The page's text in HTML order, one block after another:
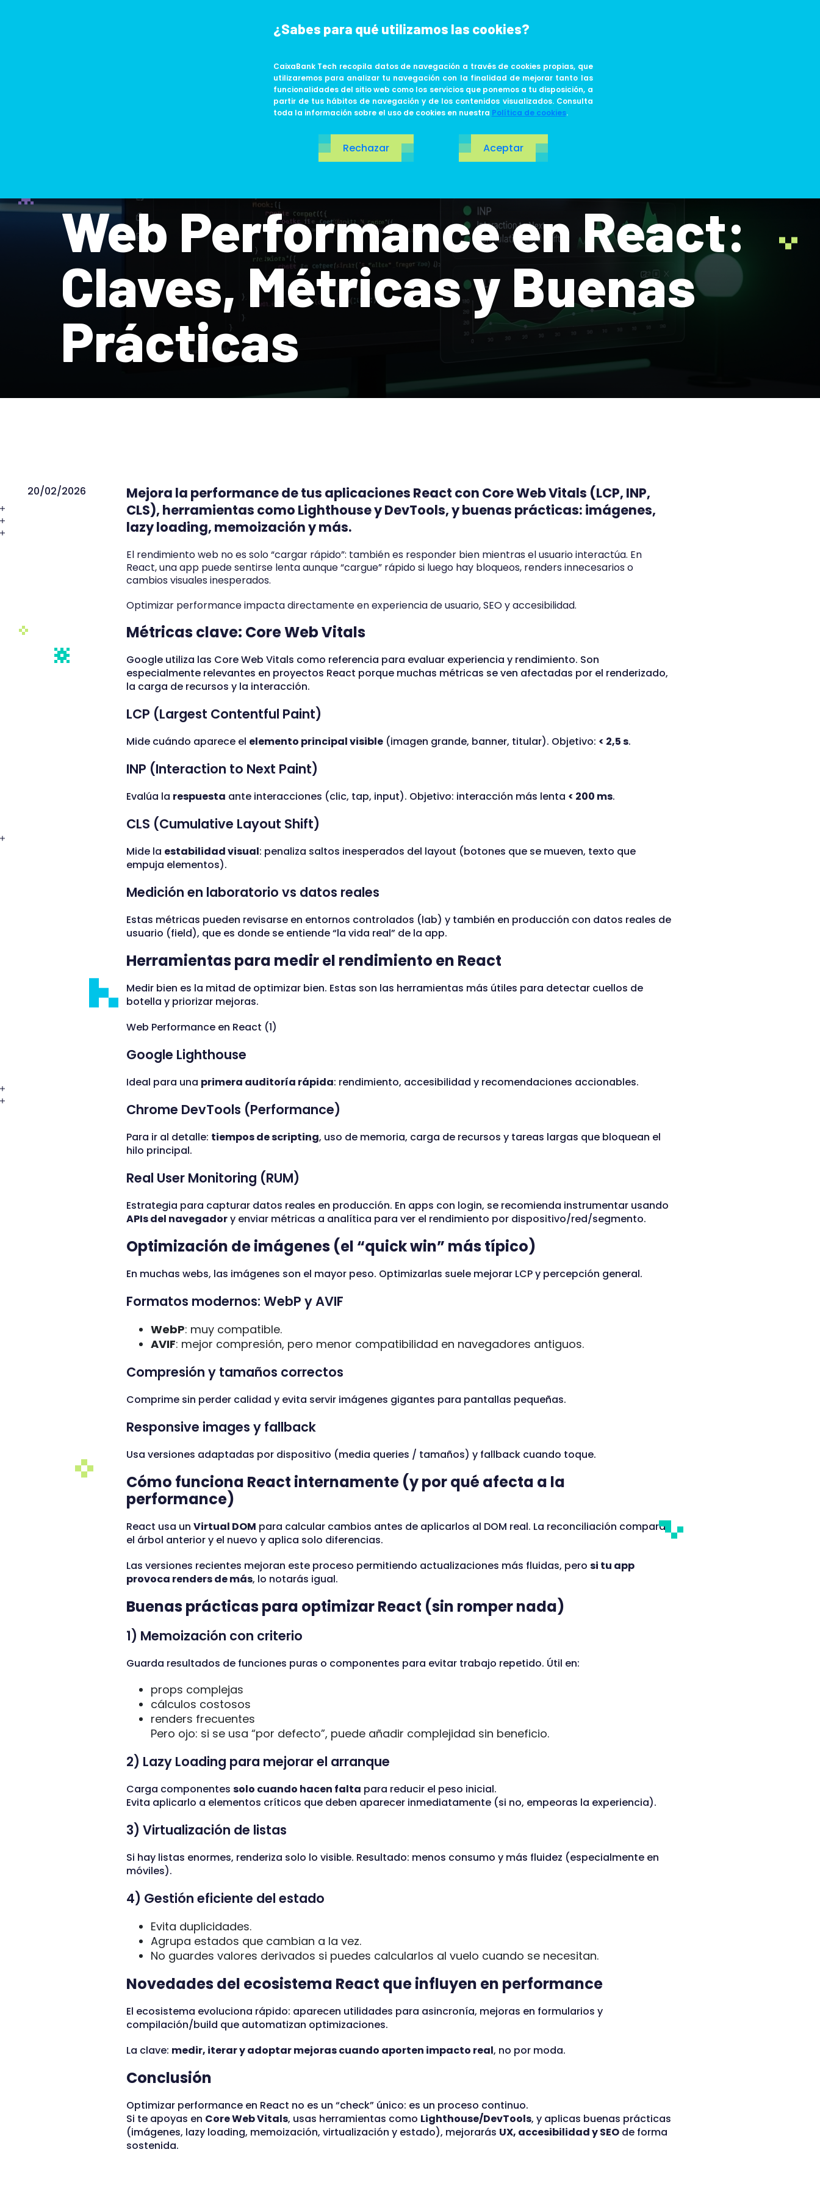
¿Sabes para qué utilizamos las cookies?
CaixaBank Tech recopila datos de navegación a través de cookies propias, que
utilizaremos para analizar tu navegación con la finalidad de mejorar tanto las
funcionalidades del sitio web como los servicios que ponemos a tu disposición, a
partir de tus hábitos de navegación y de los contenidos visualizados. Consulta
toda la información sobre el uso de cookies en nuestra Política de cookies.
Rechazar Aceptar
ABOUT US LIFE AT TECH
Web Performance en React:
Claves, Métricas y Buenas
Prácticas
20/02/2026
Mejora la performance de tus aplicaciones React con Core Web Vitals (LCP, INP,
CLS), herramientas como Lighthouse y DevTools, y buenas prácticas: imágenes,
lazy loading, memoización y más.
El rendimiento web no es solo “cargar rápido”: también es responder bien mientras el usuario interactúa. En
React, una app puede sentirse lenta aunque “cargue” rápido si luego hay bloqueos, renders innecesarios o
cambios visuales inesperados.
Optimizar performance impacta directamente en experiencia de usuario, SEO y accesibilidad.
Métricas clave: Core Web Vitals
Google utiliza las Core Web Vitals como referencia para evaluar experiencia y rendimiento. Son
especialmente relevantes en proyectos React porque muchas métricas se ven afectadas por el renderizado,
la carga de recursos y la interacción.
LCP (Largest Contentful Paint)
Mide cuándo aparece el elemento principal visible(imagen grande, banner, titular). Objetivo: < 2,5 s.
INP (Interaction to Next Paint)
Evalúa la respuesta ante interacciones (clic, tap, input). Objetivo: interacción más lenta < 200 ms.
CLS (Cumulative Layout Shift)
Mide la estabilidad visual: penaliza saltos inesperados del layout (botones que se mueven, texto que
empuja elementos).
Medición en laboratorio vs datos reales
Estas métricas pueden revisarse en entornos controlados (lab) y también en producción con datos reales de
usuario (field), que es donde se entiende “la vida real” de la app.
Herramientas para medir el rendimiento en React
Medir bien es la mitad de optimizar bien. Estas son las herramientas más útiles para detectar cuellos de
botella y priorizar mejoras.
Web Performance en React (1)
Google Lighthouse
Ideal para una primera auditoría rápida: rendimiento, accesibilidad y recomendaciones accionables.
Chrome DevTools (Performance)
Para ir al detalle: tiempos de scripting, uso de memoria, carga de recursos y tareas largas que bloquean el
hilo principal.
Real User Monitoring (RUM)
Estrategia para capturar datos reales en producción. En apps con login, se recomienda instrumentar usando
APIs del navegadory enviar métricas a analítica para ver el rendimiento por dispositivo/red/segmento.
Optimización de imágenes (el “quick win” más típico)
En muchas webs, las imágenes son el mayor peso. Optimizarlas suele mejorar LCP y percepción general.
Formatos modernos: WebP y AVIF
WebP: muy compatible.
AVIF: mejor compresión, pero menor compatibilidad en navegadores antiguos.
Compresión y tamaños correctos
Comprime sin perder calidad y evita servir imágenes gigantes para pantallas pequeñas.
Responsive images y fallback
Usa versiones adaptadas por dispositivo (media queries / tamaños) y fallback cuando toque.
Cómo funciona React internamente (y por qué afecta a la
performance)
React usa un Virtual DOM para calcular cambios antes de aplicarlos al DOM real. La reconciliación compara
el árbol anterior y el nuevo y aplica solo diferencias.
Las versiones recientes mejoran este proceso permitiendo actualizaciones más fluidas, pero si tu app
provoca renders de más, lo notarás igual.
Buenas prácticas para optimizar React (sin romper nada)
1) Memoización con criterio
Guarda resultados de funciones puras o componentes para evitar trabajo repetido. Útil en:
props complejas
cálculos costosos
renders frecuentes
Pero ojo: si se usa “por defecto”, puede añadir complejidad sin beneficio.
2) Lazy Loading para mejorar el arranque
Carga componentes solo cuando hacen falta para reducir el peso inicial.
Evita aplicarlo a elementos críticos que deben aparecer inmediatamente (si no, empeoras la experiencia).
3) Virtualización de listas
Si hay listas enormes, renderiza solo lo visible. Resultado: menos consumo y más fluidez (especialmente en
móviles).
4) Gestión eficiente del estado
Evita duplicidades.
Agrupa estados que cambian a la vez.
No guardes valores derivados si puedes calcularlos al vuelo cuando se necesitan.
Novedades del ecosistema React que influyen en performance
El ecosistema evoluciona rápido: aparecen utilidades para asincronía, mejoras en formularios y
compilación/build que automatizan optimizaciones.
La clave: medir, iterar y adoptar mejoras cuando aporten impacto real, no por moda.
Conclusión
Optimizar performance en React no es un “check” único: es un proceso continuo.
Si te apoyas en Core Web Vitals, usas herramientas como Lighthouse/DevTools, y aplicas buenas prácticas
(imágenes, lazy loading, memoización, virtualización y estado), mejorarás UX, accesibilidad y SEOde forma
sostenida.